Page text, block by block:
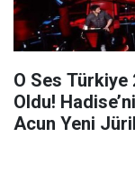
O Ses
Oldu!
Acun Yeni